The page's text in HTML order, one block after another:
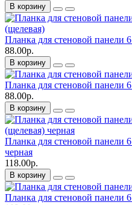
В корзину
Планка для стеновой панели
88.00р.
В корзину
Планка для стеновой панели
88.00р.
В корзину
Планка для стеновой панели
черная
118.00р.
В корзину
Планка для стеновой панели